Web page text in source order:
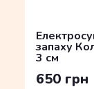
запаху
3 см
650 грн